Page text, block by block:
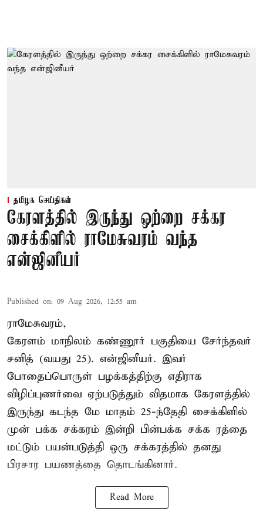
தமிழக செய்திகள்
கேரளத்தில் இருந்து ஒற்றை சக்கர
சைக்கிளில் ராமேசுவரம் வந்த
என்ஜினீயர்
Published on: 09 Aug 2026, 12:55 am
ராமேசுவரம்,
கேரளம் மாநிலம் கண்ணூர் பகுதியை சேர்ந்தவர்
சனித் (வயது 25). என்ஜினீயர். இவர்
போதைப்பொருள் பழக்கத்திற்கு எதிராக
விழிப்புணர்வை ஏற்படுத்தும் விதமாக கேரளத்தில்
இருந்து கடந்த மே மாதம் 25-ந்தேதி சைக்கிளில்
முன் பக்க சக்கரம் இன்றி பின்பக்க சக்க ரத்தை
மட்டும் பயன்படுத்தி ஒரு சக்கரத்தில் தனது
பிரசார பயணத்தை தொடங்கினார்.
Read More